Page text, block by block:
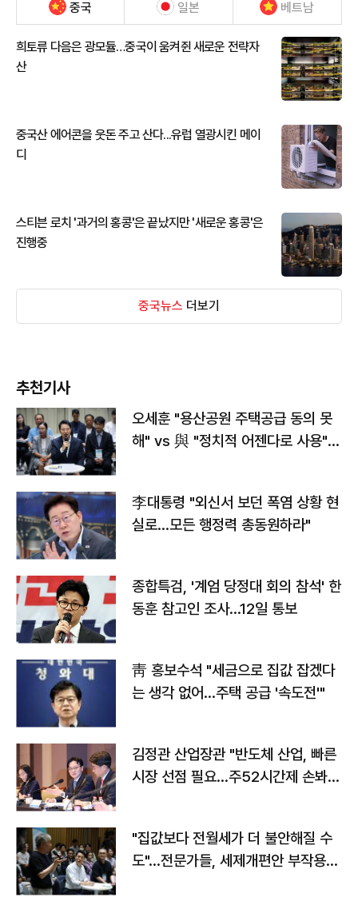
중국 일본 베트남
희토류 다음은 광모듈…중국이 움켜쥔 새로운 전략자
산
중국산 에어콘을 웃돈 주고 산다...유럽 열광시킨 메이
디
스티븐 로치 '과거의 홍콩'은 끝났지만 '새로운 홍콩'은
진행중
중국뉴스 더보기
추천기사
오세훈 "용산공원 주택공급 동의 못
해" vs 與 "정치적 어젠다로 사용"
李대통령 "외신서 보던 폭염 상황 현
실로…모든 행정력 총동원하라"
종합특검, '계엄 당정대 회의 참석' 한
동훈 참고인 조사...12일 통보
靑 홍보수석 "세금으로 집값 잡겠다
는 생각 없어…주택 공급 '속도전'"
김정관 산업장관 "반도체 산업, 빠른
시장 선점 필요…주52시간제 손봐
"집값보다 전월세가 더 불안해질 수
도"…전문가들, 세제개편안 부작용